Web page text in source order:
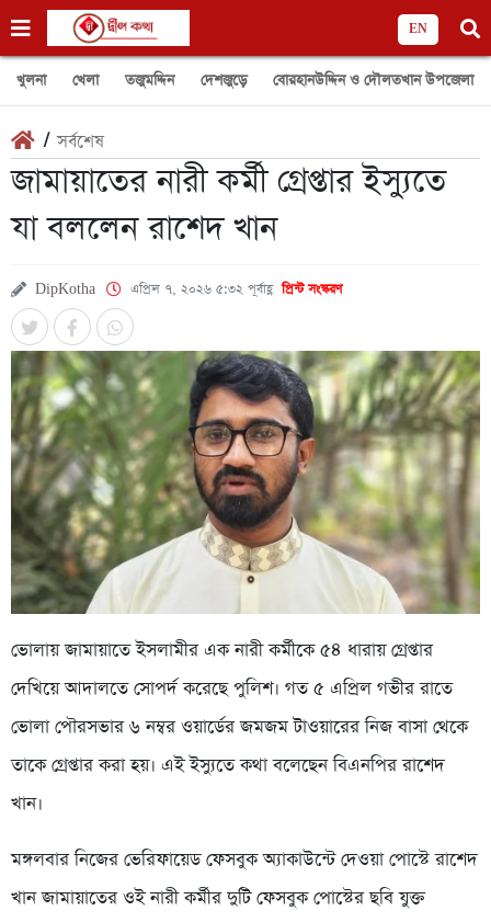
EN
খুলনা খেলা তজুমদ্দিন দেশজুড়ে বোরহানউদ্দিন ও দৌলতখান উপজেলা
/সর্বশেষ
জামায়াতের নারী কর্মী গ্রেপ্তার ইস্যুতে
যা বললেন রাশেদ খান
DipKotha এপ্রিল ৭, ২০২৬ ৫:৩২ পূর্বাহ্ণপ্রিন্ট সংস্করণ
ভোলায় জামায়াতে ইসলামীর এক নারী কর্মীকে ৫৪ ধারায় গ্রেপ্তার
দেখিয়ে আদালতে সোপর্দ করেছে পুলিশ। গত ৫ এপ্রিল গভীর রাতে
ভোলা পৌরসভার ৬ নম্বর ওয়ার্ডের জমজম টাওয়ারের নিজ বাসা থেকে
তাকে গ্রেপ্তার করা হয়। এই ইস্যুতে কথা বলেছেন বিএনপির রাশেদ
খান।
মঙ্গলবার নিজের ভেরিফায়েড ফেসবুক অ্যাকাউন্টে দেওয়া পোস্টে রাশেদ
খান জামায়াতের ওই নারী কর্মীর দুটি ফেসবুক পোস্টের ছবি যুক্ত